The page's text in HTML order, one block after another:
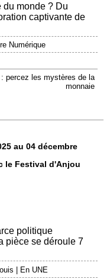
du monde ? Du
captivante de
Numérique
percez les mystères de la
monnaie
au 04 décembre
le Festival d'Anjou
politique
pièce se déroule 7
En UNE